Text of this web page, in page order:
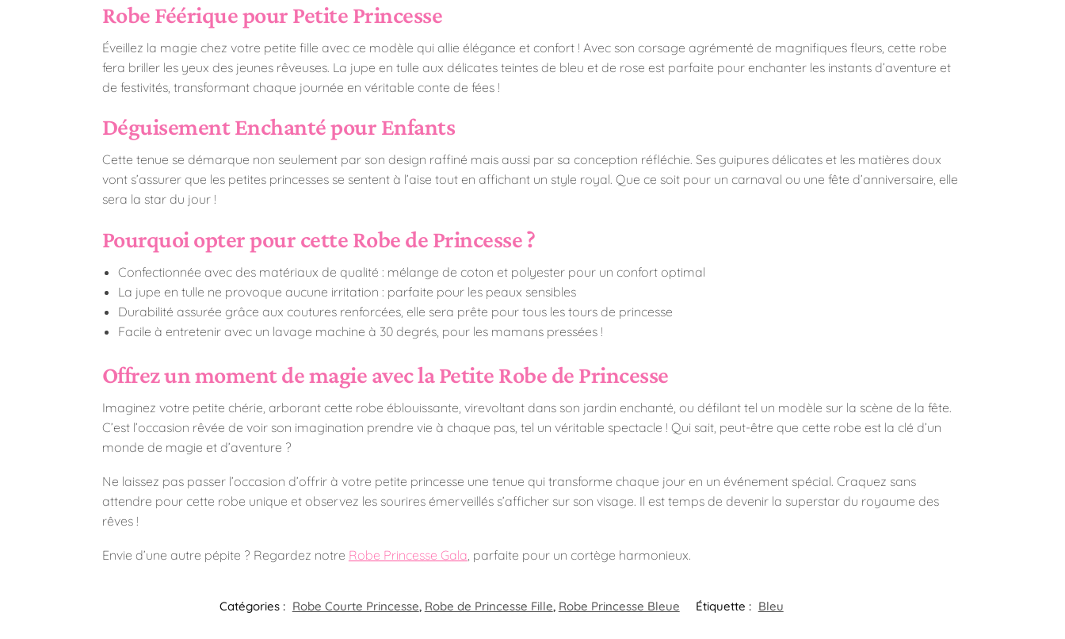
Robe Féérique pour Petite Princesse
Éveillez la magie chez votre petite fille avec ce modèle qui allie élégance et confort ! Avec son corsage agrémenté de magnifiques fleurs, cette robe
fera briller les yeux des jeunes rêveuses. La jupe en tulle aux délicates teintes de bleu et de rose est parfaite pour enchanter les instants d’aventure et
de festivités, transformant chaque journée en véritable conte de fées !
Déguisement Enchanté pour Enfants
Cette tenue se démarque non seulement par son design raffiné mais aussi par sa conception réfléchie. Ses guipures délicates et les matières doux
vont s’assurer que les petites princesses se sentent à l’aise tout en affichant un style royal. Que ce soit pour un carnaval ou une fête d’anniversaire, elle
sera la star du jour !
Pourquoi opter pour cette Robe de Princesse ?
Confectionnée avec des matériaux de qualité : mélange de coton et polyester pour un confort optimal
La jupe en tulle ne provoque aucune irritation : parfaite pour les peaux sensibles
Durabilité assurée grâce aux coutures renforcées, elle sera prête pour tous les tours de princesse
Facile à entretenir avec un lavage machine à 30 degrés, pour les mamans pressées !
Offrez un moment de magie avec la Petite Robe de Princesse
Imaginez votre petite chérie, arborant cette robe éblouissante, virevoltant dans son jardin enchanté, ou défilant tel un modèle sur la scène de la fête.
C’est l’occasion rêvée de voir son imagination prendre vie à chaque pas, tel un véritable spectacle ! Qui sait, peut-être que cette robe est la clé d’un
monde de magie et d’aventure ?
Ne laissez pas passer l’occasion d’offrir à votre petite princesse une tenue qui transforme chaque jour en un événement spécial. Craquez sans
attendre pour cette robe unique et observez les sourires émerveillés s’afficher sur son visage. Il est temps de devenir la superstar du royaume des
rêves !
Envie d’une autre pépite ? Regardez notre Robe Princesse Gala, parfaite pour un cortège harmonieux.
Catégories : Robe Courte Princesse, Robe de Princesse Fille, Robe Princesse Bleue Étiquette : Bleu